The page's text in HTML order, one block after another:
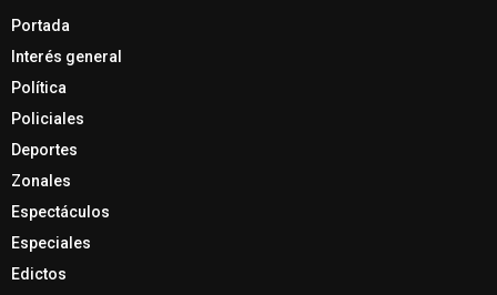
Portada
Interés general
Política
Policiales
Deportes
Zonales
Espectáculos
Especiales
Edictos